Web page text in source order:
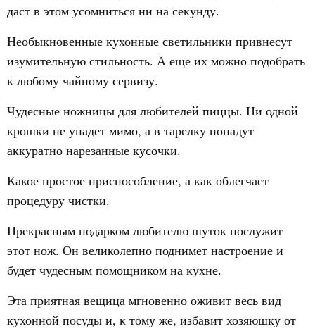
даст в этом усомниться ни на секунду.
Необыкновенные кухонные светильники привнесут
изумительную стильность. А еще их можно подобрать
к любому чайному сервизу.
Чудесные ножницы для любителей пиццы. Ни одной
крошки не упадет мимо, а в тарелку попадут
аккуратно нарезанные кусочки.
Какое простое приспособление, а как облегчает
процедуру чистки.
Прекрасным подарком любителю шуток послужит
этот нож. Он великолепно поднимет настроение и
будет чудесным помощником на кухне.
Эта приятная вещица мгновенно оживит весь вид
кухонной посуды и, к тому же, избавит хозяюшку от